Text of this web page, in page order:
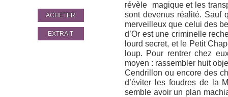
ACHETER
EXTRAIT
révèle magique et les
sont devenus réalité. Sauf
merveilleux que celui des
d’Or est une criminelle
lourd secret, et le Petit
loup. Pour rentrer chez
moyen : rassembler huit
Cendrillon ou encore des
d’éviter les foudres de la
semble avoir un plan